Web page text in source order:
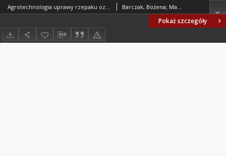
Pokaż szczegóły
Agrotechnologia uprawy rzepaku ozimego ze szczególnym uwzględnieniem nawożenia. III. Nawożenie rzepaku ozimego w aspekcie wielkości i jakości plonu Barczak, Bożena; Maciejewski, Mateusz; Świtkowski, Mateusz